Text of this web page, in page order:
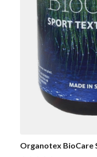
Organotex BioCare